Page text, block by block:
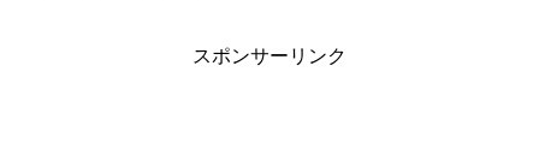
スポンサーリンク